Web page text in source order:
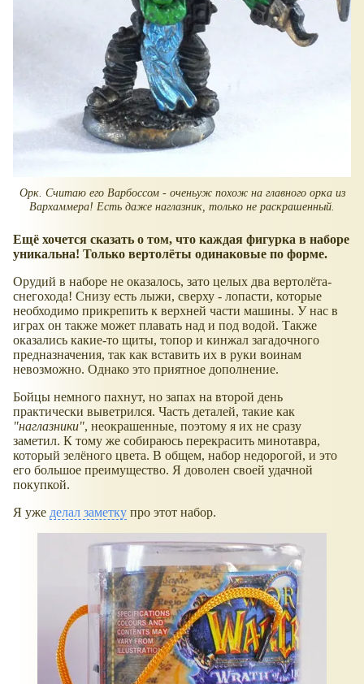
Орк. Считаю его Варбоссом - оченьуж похож на главного орка из
Вархаммера! Есть даже наглазник, только не раскрашенный.
Ещё хочется сказать о том, что каждая фигурка в наборе
уникальна! Только вертолёты одинаковые по форме.
Орудий в наборе не оказалось, зато целых два вертолёта-
снегохода! Снизу есть лыжи, сверху - лопасти, которые
необходимо прикрепить к верхней части машины. У нас в
играх он также может плавать над и под водой. Также
оказались какие-то щиты, топор и кинжал загадочного
предназначения, так как вставить их в руки воинам
невозможно. Однако это приятное дополнение.
Бойцы немного пахнут, но запах на второй день
практически выветрился. Часть деталей, такие как
"наглазники", неокрашенные, поэтому я их не сразу
заметил. К тому же собираюсь перекрасить минотавра,
который зелёного цвета. В общем, набор недорогой, и это
его большое преимущество. Я доволен своей удачной
покупкой.
Я уже делал заметку про этот набор.